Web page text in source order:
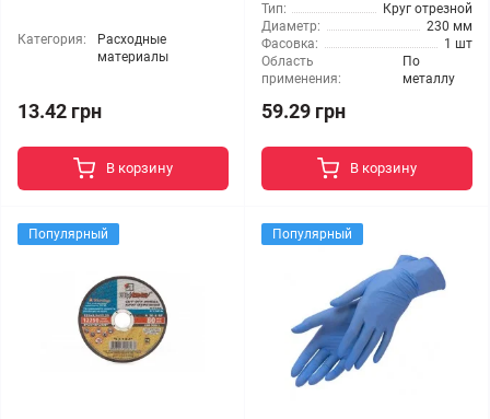
Категория:
Расходные
материалы
13.42 грн
В корзину
Тип:
Круг отрезной
Диаметр:
230 мм
Фасовка:
1 шт
Область
применения:
По
металлу
59.29 грн
В корзину
Популярный Популярный